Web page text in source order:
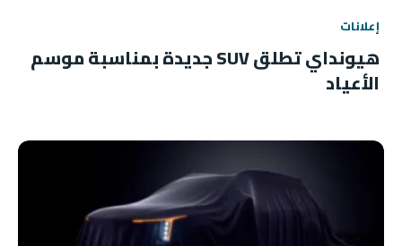
إعلانات
هيونداي تطلق SUV جديدة بمناسبة موسم
الأعياد